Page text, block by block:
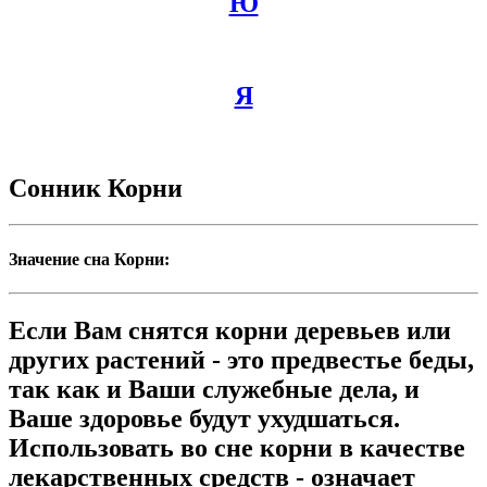
Я
Сонник Корни
Значение сна Корни:
Если Вам снятся корни деревьев или
других растений - это предвестье беды,
так как и Ваши служебные дела, и
Ваше здоровье будут ухудшаться.
Использовать во сне корни в качестве
лекарственных средств - означает